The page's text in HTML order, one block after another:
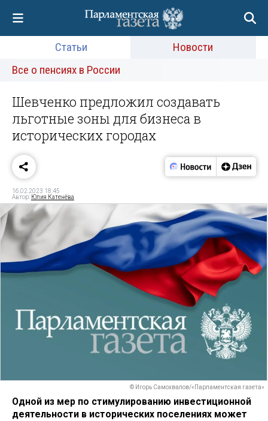
Статьи
Новости
Все о пенсиях в России
Шевченко предложил создавать
льготные зоны для бизнеса в
исторических городах
16.02.2023 18:45
Автор: Юлия Катенёва
© Игорь Самохвалов/«Парламентская газета»
Одной из мер по стимулированию инвестиционной
деятельности в исторических поселениях может